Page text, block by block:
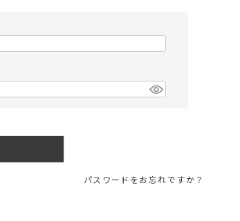
ランタン/ライト
キッチン
コンテナ/収納
その他の取扱ブランド一覧はこちら
パスワードをお忘れですか？